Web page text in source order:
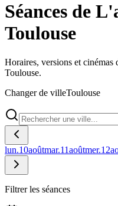
Séances de
Toulouse
Horaires, versions et
Toulouse.
Changer de villeToulouse
lun.10aoûtmar.11aoûtmer.12
Filtrer les séances